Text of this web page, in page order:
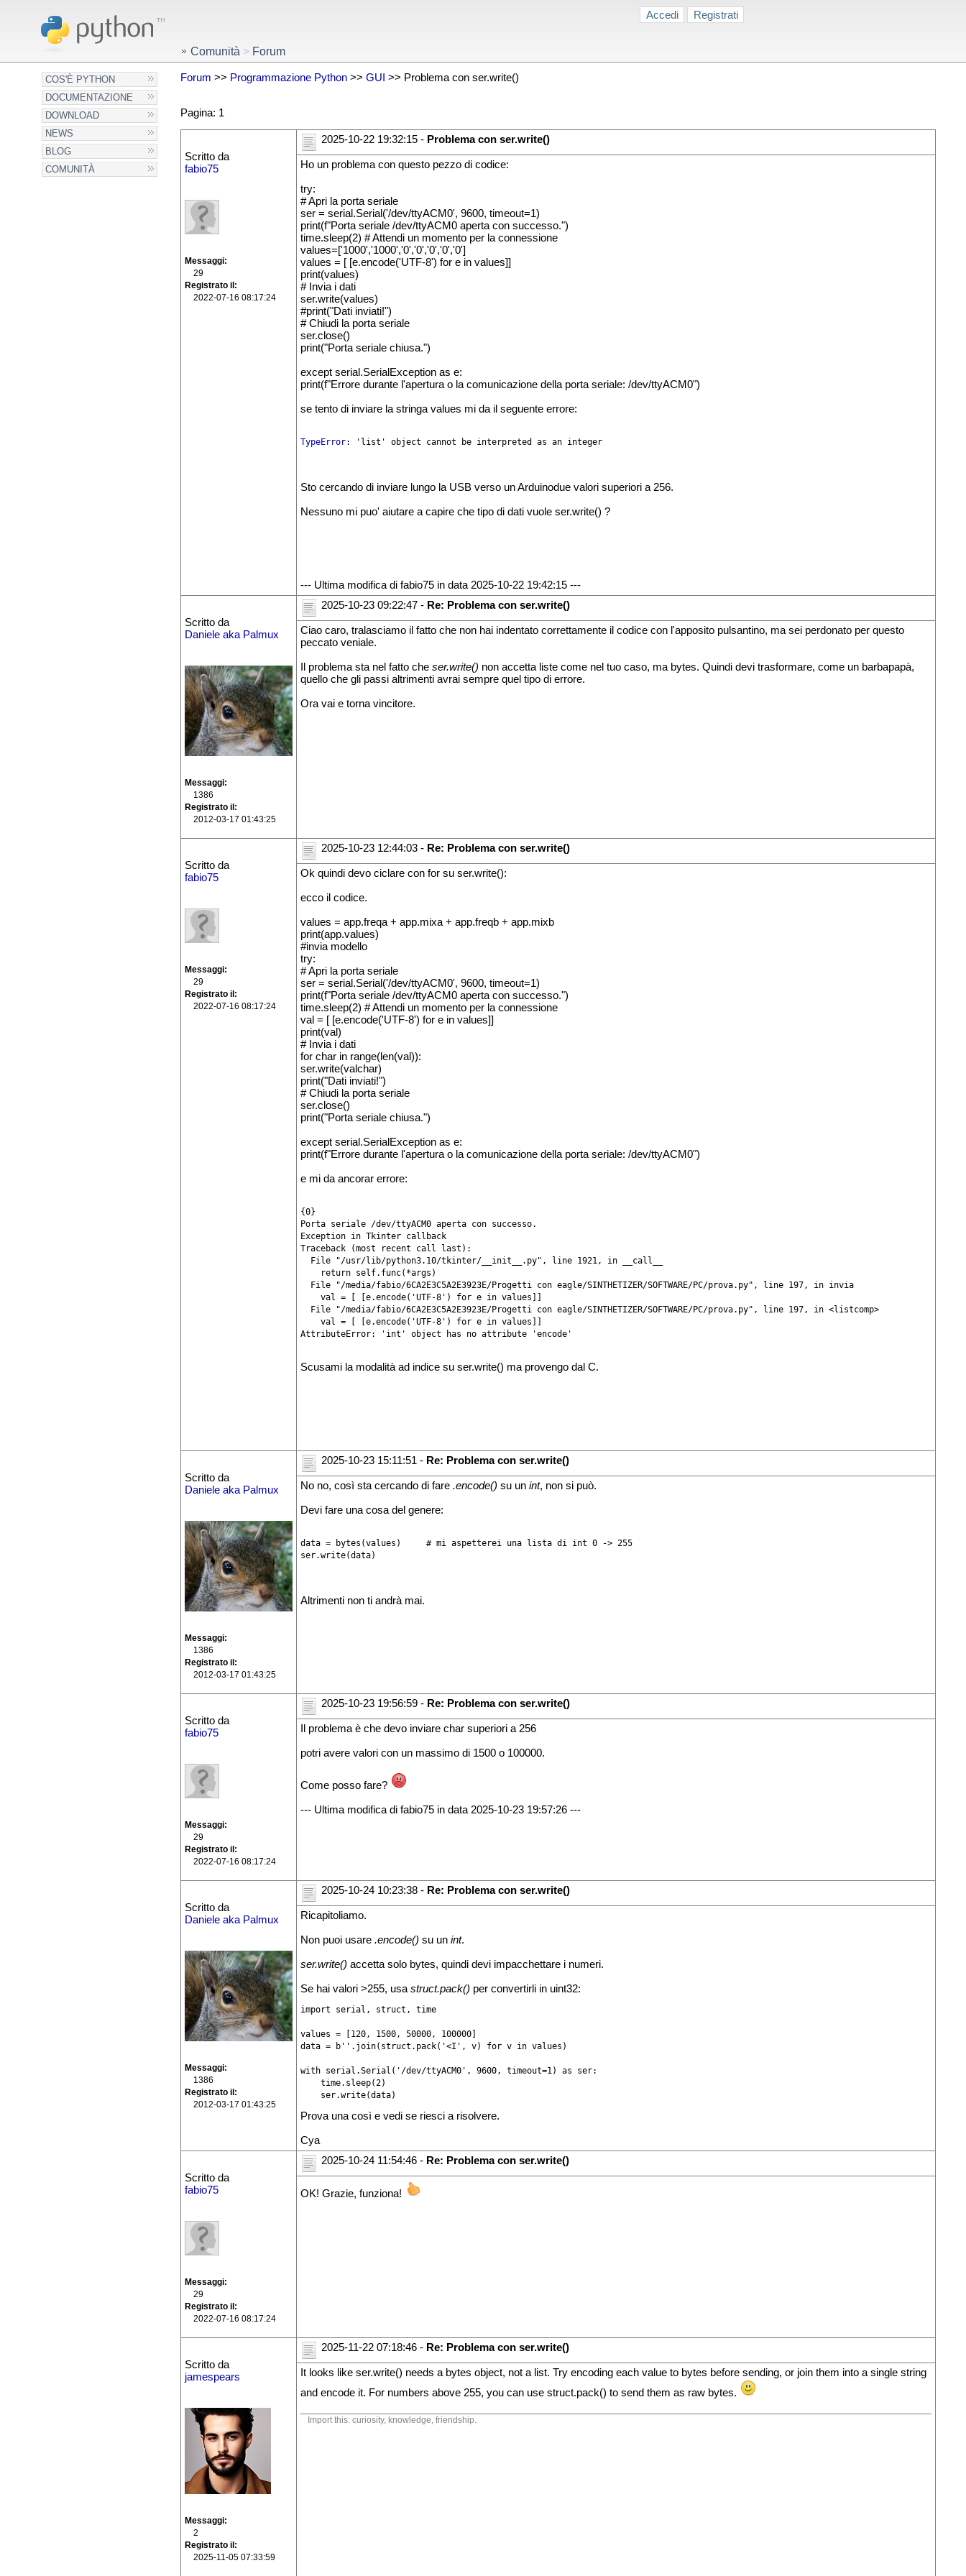
Accedi Registrati
COS'È PYTHON
DOCUMENTAZIONE
DOWNLOAD
NEWS
BLOG
COMUNITÀ
Comunità > Forum
Forum >> Programmazione Python>> GUI >> Problema con ser.write()
Pagina: 1
Scritto da
fabio75
Messaggi
29
Registrato il
2022-07-16 08:17:24
2025-10-22 19:32:15 - Problema con ser.write()
Ho un problema con questo pezzo di codice:
try:
# Apri la porta seriale
ser = serial.Serial('/dev/ttyACM0', 9600, timeout=1)
print(f"Porta seriale /dev/ttyACM0 aperta con successo.")
time.sleep(2) # Attendi un momento per la connessione
values=['1000','1000','0','0','0','0','0']
values = [ [e.encode('UTF-8') for e in values]]
print(values)
# Invia i dati
ser.write(values)
#print("Dati inviati!")
# Chiudi la porta seriale
ser.close()
print("Porta seriale chiusa.")
except serial.SerialException as e:
print(f"Errore durante l'apertura o la comunicazione della porta seriale: /dev/ttyACM0")
se tento di inviare la stringa values mi da il seguente errore:
TypeError: 'list' object cannot be interpreted as an integer
Sto cercando di inviare lungo la USB verso un Arduinodue valori superiori a 256.
Nessuno mi puo' aiutare a capire che tipo di dati vuole ser.write() ?
--- Ultima modifica di fabio75 in data 2025-10-22 19:42:15 ---
Scritto da
Daniele aka Palmux
Messaggi
1386
Registrato il
2012-03-17 01:43:25
2025-10-23 09:22:47 - Re: Problema con ser.write()
Ciao caro, tralasciamo il fatto che non hai indentato correttamente il codice con l'apposito pulsantino, ma sei perdonato per questo
peccato veniale.
Il problema sta nel fatto che ser.write() non accetta liste come nel tuo caso, ma bytes. Quindi devi trasformare, come un barbapapà,
quello che gli passi altrimenti avrai sempre quel tipo di errore.
Ora vai e torna vincitore.
Scritto da
fabio75
Messaggi
29
Registrato il
2022-07-16 08:17:24
2025-10-23 12:44:03 - Re: Problema con ser.write()
Ok quindi devo ciclare con for su ser.write():
ecco il codice.
values = app.freqa + app.mixa + app.freqb + app.mixb
print(app.values)
#invia modello
try:
# Apri la porta seriale
ser = serial.Serial('/dev/ttyACM0', 9600, timeout=1)
print(f"Porta seriale /dev/ttyACM0 aperta con successo.")
time.sleep(2) # Attendi un momento per la connessione
val = [ [e.encode('UTF-8') for e in values]]
print(val)
# Invia i dati
for char in range(len(val)):
ser.write(valchar)
print("Dati inviati!")
# Chiudi la porta seriale
ser.close()
print("Porta seriale chiusa.")
except serial.SerialException as e:
print(f"Errore durante l'apertura o la comunicazione della porta seriale: /dev/ttyACM0")
e mi da ancorar errore:
{0}
Porta seriale /dev/ttyACM0 aperta con successo.
Exception in Tkinter callback
Traceback (most recent call last):
  File "/usr/lib/python3.10/tkinter/__init__.py", line 1921, in __call__
    return self.func(*args)
  File "/media/fabio/6CA2E3C5A2E3923E/Progetti con eagle/SINTHETIZER/SOFTWARE/PC/prova.py", line 197, in invia
    val = [ [e.encode('UTF-8') for e in values]]
  File "/media/fabio/6CA2E3C5A2E3923E/Progetti con eagle/SINTHETIZER/SOFTWARE/PC/prova.py", line 197, in <listcomp>
    val = [ [e.encode('UTF-8') for e in values]]
AttributeError: 'int' object has no attribute 'encode'
Scusami la modalità ad indice su ser.write() ma provengo dal C.
Scritto da
Daniele aka Palmux
Messaggi
1386
Registrato il
2012-03-17 01:43:25
2025-10-23 15:11:51 - Re: Problema con ser.write()
No no, così sta cercando di fare .encode() su un int, non si può.
Devi fare una cosa del genere:
data = bytes(values)     # mi aspetterei una lista di int 0 -> 255
ser.write(data)
Altrimenti non ti andrà mai.
Scritto da
fabio75
Messaggi
29
Registrato il
2022-07-16 08:17:24
2025-10-23 19:56:59 - Re: Problema con ser.write()
Il problema è che devo inviare char superiori a 256
potri avere valori con un massimo di 1500 o 100000.
Come posso fare?
--- Ultima modifica di fabio75 in data 2025-10-23 19:57:26 ---
Scritto da
Daniele aka Palmux
Messaggi
1386
Registrato il
2012-03-17 01:43:25
2025-10-24 10:23:38 - Re: Problema con ser.write()
Ricapitoliamo.
Non puoi usare .encode() su un int.
ser.write() accetta solo bytes, quindi devi impacchettare i numeri.
Se hai valori >255, usastruct.pack() per convertirli in uint32:
import serial, struct, time
values = [120, 1500, 50000, 100000]
data = b''.join(struct.pack('<I', v) for v in values)
with serial.Serial('/dev/ttyACM0', 9600, timeout=1) as ser:
    time.sleep(2)
    ser.write(data)
Prova una così e vedi se riesci a risolvere.
Cya
Scritto da
fabio75
Messaggi
29
Registrato il
2022-07-16 08:17:24
2025-10-24 11:54:46 - Re: Problema con ser.write()
OK! Grazie, funziona!
Scritto da
jamespears
Messaggi
2
Registrato il
2025-11-05 07:33:59
2025-11-22 07:18:46 - Re: Problema con ser.write()
It looks like ser.write() needs a bytes object, not a list. Try encoding each value to bytes before sending, or join them into a single string
and encode it. For numbers above 255, you can use struct.pack() to send them as raw bytes.
Import this: curiosity, knowledge, friendship.